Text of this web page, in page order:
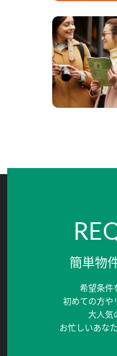
簡単物
希望条件
初めての方や
大人気
お忙しいあな